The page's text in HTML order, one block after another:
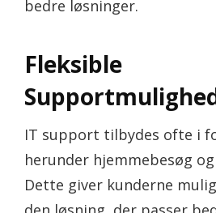
bedre løsninger.
Fleksible
IT support tilbydes ofte i
herunder hjemmebesøg
Dette giver kunderne